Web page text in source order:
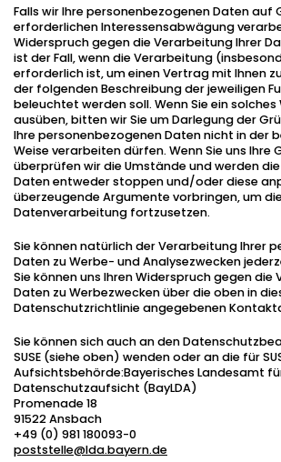
Falls wir Ihre personenbezogenen Daten auf
erforderlichen Interessensabwägung
Widerspruch gegen die Verarbeitung Ihrer
ist der Fall, wenn die Verarbeitung
erforderlich ist, um einen Vertrag mit Ihnen
der folgenden Beschreibung der jeweiligen
beleuchtet werden soll. Wenn Sie ein
ausüben, bitten wir Sie um Darlegung der
Ihre personenbezogenen Daten nicht in der
Weise verarbeiten dürfen. Wenn Sie uns Ihre
überprüfen wir die Umstände und werden
Daten entweder stoppen und/oder diese
überzeugende Argumente vorbringen, um
Datenverarbeitung fortzusetzen.
Sie können natürlich der Verarbeitung Ihrer
Daten zu Werbe- und Analysezwecken
Sie können uns Ihren Widerspruch gegen die
Daten zu Werbezwecken über die oben in
Datenschutzrichtlinie angegebenen
Sie können sich auch an den
SUSE (siehe oben) wenden oder an die für
Aufsichtsbehörde:Bayerisches Landesamt
Datenschutzaufsicht (BayLDA)
Promenade 18
91522 Ansbach
+49 (0) 981 180093-0
poststelle@lda.bayern.de